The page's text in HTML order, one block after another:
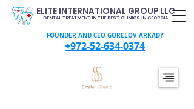
ELITE INTERNATIONAL GROUP LLC
DENTAL TREATMENT IN THE BEST CLINICS IN GEORGIA
+972-52-634-0374
FOUNDER AND CEO GORELOV ARKADY